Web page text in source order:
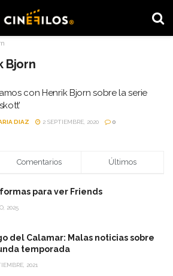
Bjorn
con Henrik Bjorn sobre la serie
DIAZ 2 SEPTIEMBRE, 2020 0
Comentarios Últimos
para ver Friends
2025
del Calamar: Malas noticias sobre
temporada
2021